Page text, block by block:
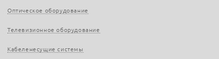
Оптическое оборудование
Телевизионное оборудование
Кабеленесущие системы